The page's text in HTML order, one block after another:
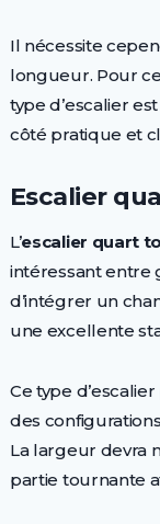
Il nécessite
longueur. Pour
type d’escalier
côté pratique et
Escalier
L’escalier quart
intéressant entre
d’intégrer un
une excellente
Ce type
des
La largeur devra
partie tournante